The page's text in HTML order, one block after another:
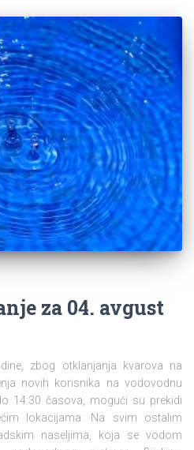
za 04. avgust
zbog otklanjanja kvarova na
novih korisnika na vodovodnu
14:30 časova, mogući su prekidi
lokacijama: Na svim ostalim
naseljima, koja se vodom